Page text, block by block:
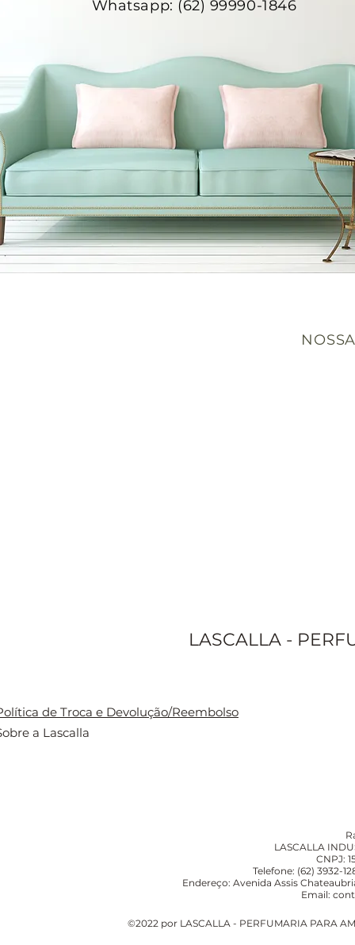
Whatsapp: (62) 99990-1846
LASCALLA -
de Troca e Devolução/Reembolso
a Lascalla
LASCALLA
CNPJ:
Telefone: (62) 3932-
Endereço: Avenida Assis
Email:
©2022 por LASCALLA - PERFUMARIA PARA